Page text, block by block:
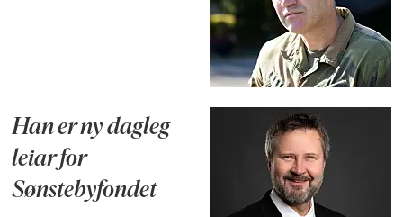
Han er ny dagleg
leiar for
Sønstebyfondet